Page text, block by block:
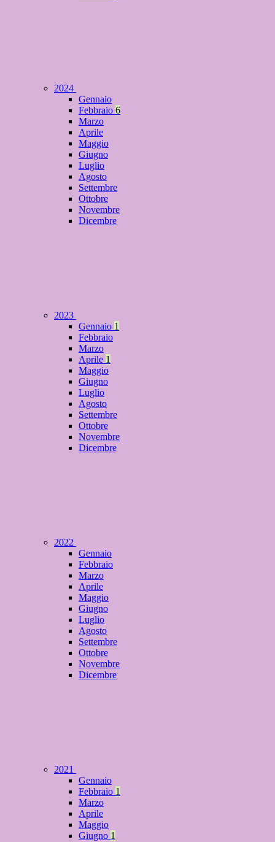
2024
Gennaio
Febbraio 6
Marzo
Aprile
Maggio
Giugno
Luglio
Agosto
Settembre
Ottobre
Novembre
Dicembre
2023
Gennaio 1
Febbraio
Marzo
Aprile 1
Maggio
Giugno
Luglio
Agosto
Settembre
Ottobre
Novembre
Dicembre
2022
Gennaio
Febbraio
Marzo
Aprile
Maggio
Giugno
Luglio
Agosto
Settembre
Ottobre
Novembre
Dicembre
2021
Gennaio
Febbraio 1
Marzo
Aprile
Maggio
Giugno 1